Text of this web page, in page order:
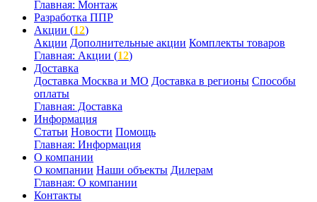
Главная: Монтаж
Разработка ППР
Акции (12)
Акции Дополнительные акции Комплекты товаров
Главная: Акции (12)
Доставка
Доставка Москва и МО Доставка в регионы Способы
оплаты
Главная: Доставка
Информация
Статьи Новости Помощь
Главная: Информация
О компании
О компании Наши объекты Дилерам
Главная: О компании
Контакты